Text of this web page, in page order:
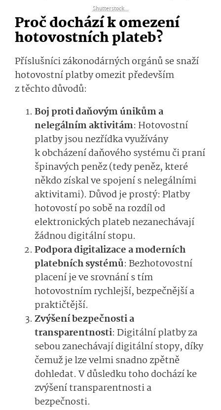
Shutterstock...
Proč dochází k omezení
hotovostních plateb?
Příslušníci zákonodárných orgánů se snaží
hotovostní platby omezit především
z těchto důvodů:
Boj proti daňovým únikům a
nelegálním aktivitám: Hotovostní
platby jsou nezřídka využívány
k obcházení daňového systému či praní
špinavých peněz (tedy peněz, které
někdo získal ve spojení s nelegálními
aktivitami). Důvod je prostý: Platby
hotovostí po sobě na rozdíl od
elektronických plateb nezanechávají
žádnou digitální stopu.
Podpora digitalizace a moderních
platebních systémů: Bezhotovostní
placení je ve srovnání s tím
hotovostním rychlejší, bezpečnější a
praktičtější.
Zvýšení bezpečnosti a
transparentnosti: Digitální platby za
sebou zanechávají digitální stopy, díky
čemuž je lze velmi snadno zpětně
dohledat. V důsledku toho dochází ke
zvýšení transparentnosti a
bezpečnosti.